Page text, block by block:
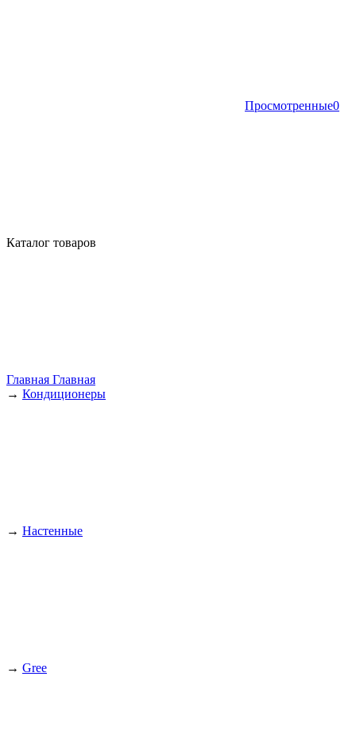
Просмотренные0
Каталог товаров
Главная Главная
→ Кондиционеры
→ Настенные
→ Gree